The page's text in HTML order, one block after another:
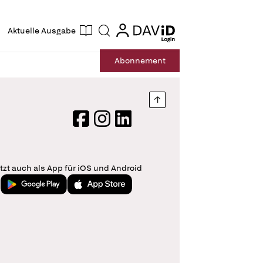
Aktuelle Ausgabe Suche login
login
Abonnement
Nach oben springen
FacebookInstagram
LinkedIn
auch als App für iOS und Android
Jetzt bei Google PlayLaden im App Store